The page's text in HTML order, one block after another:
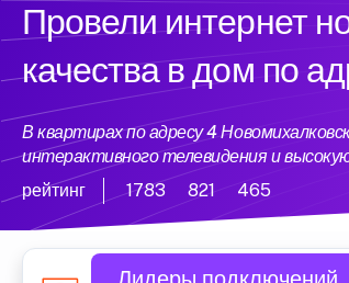
Провели интернет
качества в дом по
В квартирах по адресу 4
интерактивного телевидения и
рейтинг
1783 821 465